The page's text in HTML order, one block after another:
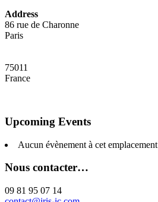
Address
86 rue de Charonne
Paris
75011
France
Upcoming Events
Aucun évènement à cet emplacement
Nous contacter…
09 81 95 07 14